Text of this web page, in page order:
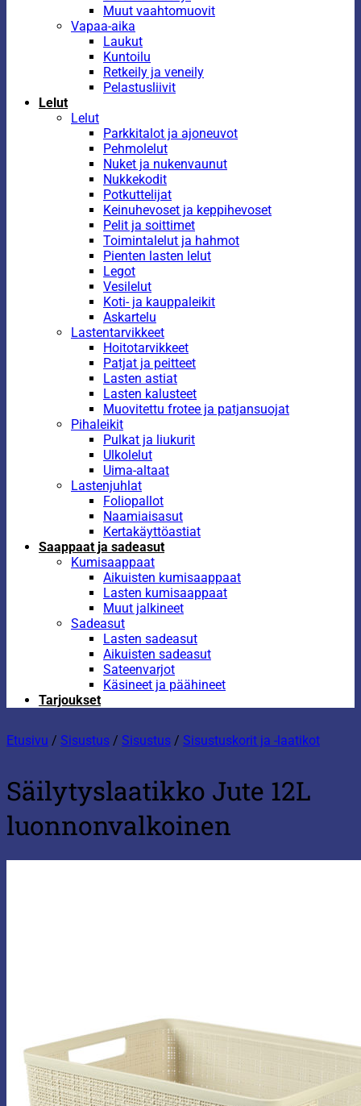
Muut vaahtomuovit
Vapaa-aika
Laukut
Kuntoilu
Retkeily ja veneily
Pelastusliivit
Lelut
Lelut
Parkkitalot ja ajoneuvot
Pehmolelut
Nuket ja nukenvaunut
Nukkekodit
Potkuttelijat
Keinuhevoset ja keppihevoset
Pelit ja soittimet
Toimintalelut ja hahmot
Pienten lasten lelut
Legot
Vesilelut
Koti- ja kauppaleikit
Askartelu
Lastentarvikkeet
Hoitotarvikkeet
Patjat ja peitteet
Lasten astiat
Lasten kalusteet
Muovitettu frotee ja patjansuojat
Pihaleikit
Pulkat ja liukurit
Ulkolelut
Uima-altaat
Lastenjuhlat
Foliopallot
Naamiaisasut
Kertakäyttöastiat
Saappaat ja sadeasut
Kumisaappaat
Aikuisten kumisaappaat
Lasten kumisaappaat
Muut jalkineet
Sadeasut
Lasten sadeasut
Aikuisten sadeasut
Sateenvarjot
Käsineet ja päähineet
Tarjoukset
Etusivu / Sisustus / Sisustus / Sisustuskorit ja -laatikot
Säilytyslaatikko Jute 12L
luonnonvalkoinen